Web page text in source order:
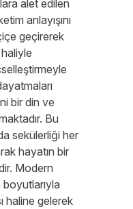
alet edilen
anlayışını
geçirerek
bir din ve
Bu
sekülerliği her
hayatın bir
Modern
haline gelerek